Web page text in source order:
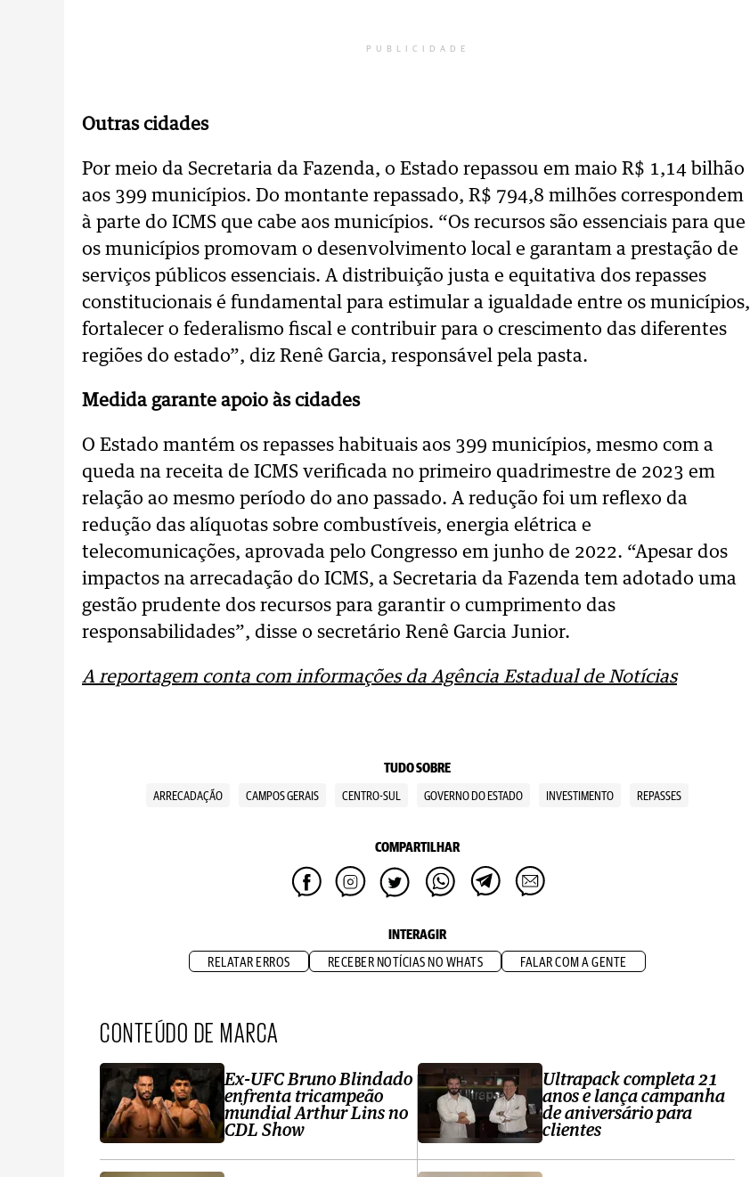
PUBLICIDADE
Outras cidades
Por meio da Secretaria da Fazenda, o Estado repassou em maio R$ 1,14 bilhão
aos 399 municípios. Do montante repassado, R$ 794,8 milhões correspondem
à parte do ICMS que cabe aos municípios. “Os recursos são essenciais para que
os municípios promovam o desenvolvimento local e garantam a prestação de
serviços públicos essenciais. A distribuição justa e equitativa dos repasses
constitucionais é fundamental para estimular a igualdade entre os municípios,
fortalecer o federalismo fiscal e contribuir para o crescimento das diferentes
regiões do estado”, diz Renê Garcia, responsável pela pasta.
Medida garante apoio às cidades
O Estado mantém os repasses habituais aos 399 municípios, mesmo com a
queda na receita de ICMS verificada no primeiro quadrimestre de 2023 em
relação ao mesmo período do ano passado. A redução foi um reflexo da
redução das alíquotas sobre combustíveis, energia elétrica e
telecomunicações, aprovada pelo Congresso em junho de 2022. “Apesar dos
impactos na arrecadação do ICMS, a Secretaria da Fazenda tem adotado uma
gestão prudente dos recursos para garantir o cumprimento das
responsabilidades”, disse o secretário Renê Garcia Junior.
A reportagem conta com informações da Agência Estadual de Notícias
TUDO SOBRE
ARRECADAÇÃO CAMPOS GERAIS CENTRO-SUL GOVERNO DO ESTADO INVESTIMENTO REPASSES
COMPARTILHAR
INTERAGIR
RELATAR ERROS RECEBER NOTÍCIAS NO WHATS FALAR COM A GENTE
CONTEÚDO DE MARCA
Ex-UFC Bruno Blindado
enfrenta tricampeão
mundial Arthur Lins no
CDL Show
Ultrapack completa 21
anos e lança campanha
de aniversário para
clientes